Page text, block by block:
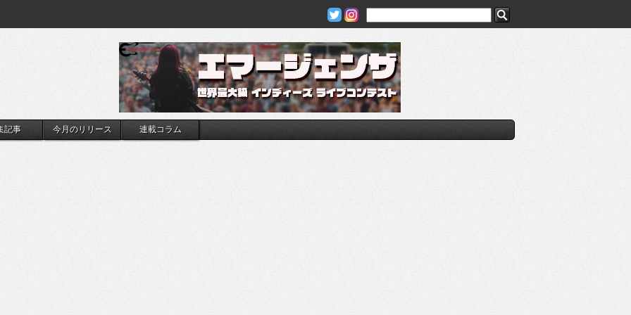
記事 今月のリリース 連載コラム